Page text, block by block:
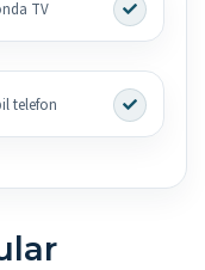
TV
telefon